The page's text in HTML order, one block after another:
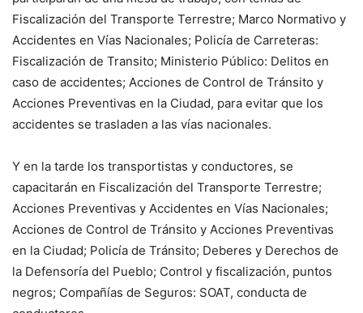
Fiscalización del Transporte Terrestre; Marco Normativo y
Accidentes en Vías Nacionales; Policía de Carreteras:
Fiscalización de Transito; Ministerio Público: Delitos en
caso de accidentes; Acciones de Control de Tránsito y
Acciones Preventivas en la Ciudad, para evitar que los
accidentes se trasladen a las vías nacionales.
Y en la tarde los transportistas y conductores, se
capacitarán en Fiscalización del Transporte Terrestre;
Acciones Preventivas y Accidentes en Vías Nacionales;
Acciones de Control de Tránsito y Acciones Preventivas
en la Ciudad; Policía de Tránsito; Deberes y Derechos de
la Defensoría del Pueblo; Control y fiscalización, puntos
negros; Compañías de Seguros: SOAT, conducta de